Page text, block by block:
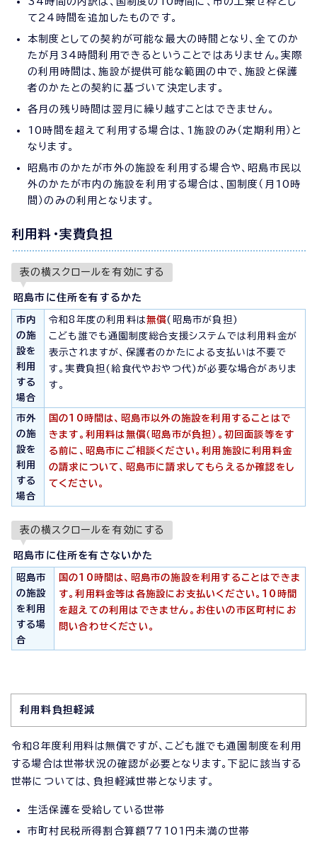
て24時間を追加したものです。
本制度としての契約が可能な最大の時間となり、全てのか
たが月34時間利用できるということではありません。実際
の利用時間は、施設が提供可能な範囲の中で、施設と保護
者のかたとの契約に基づいて決定します。
各月の残り時間は翌月に繰り越すことはできません。
10時間を超えて利用する場合は、1施設のみ（定期利用）と
なります。
昭島市のかたが市外の施設を利用する場合や、昭島市民以
外のかたが市内の施設を利用する場合は、国制度（月10時
間）のみの利用となります。
利用料・実費負担
表の横スクロールを有効にする
昭島市に住所を有するかた
市内
の施
設を
利用
する
場合
令和8年度の利用料は無償(昭島市が負担)
こども誰でも通園制度総合支援システムでは利用料金が
表示されますが、保護者のかたによる支払いは不要で
す。実費負担(給食代やおやつ代)が必要な場合がありま
す。
市外
の施
設を
利用
する
場合
国の10時間は、昭島市以外の施設を利用することはで
きます。利用料は無償（昭島市が負担）。初回面談等をす
る前に、昭島市にご相談ください。利用施設に利用料金
の請求について、昭島市に請求してもらえるか確認をし
てください。
表の横スクロールを有効にする
昭島市に住所を有さないかた
昭島市
の施設
を利用
する場
合
国の10時間は、昭島市の施設を利用することはできま
す。利用料金等は各施設にお支払いください。10時間
を超えての利用はできません。お住いの市区町村にお
問い合わせください。
利用料負担軽減
令和8年度利用料は無償ですが、こども誰でも通園制度を利用
する場合は世帯状況の確認が必要となります。下記に該当する
世帯については、負担軽減世帯となります。
生活保護を受給している世帯
市町村民税所得割合算額77101円未満の世帯